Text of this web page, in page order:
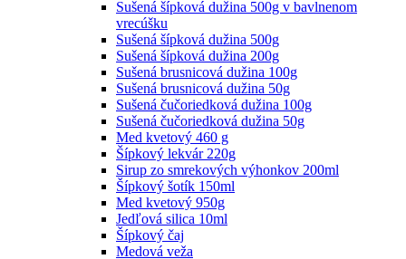
Sušená šípková dužina 500g v bavlnenom
vrecúšku
Sušená šípková dužina 500g
Sušená šípková dužina 200g
Sušená brusnicová dužina 100g
Sušená brusnicová dužina 50g
Sušená čučoriedková dužina 100g
Sušená čučoriedková dužina 50g
Med kvetový 460 g
Šípkový lekvár 220g
Sirup zo smrekových výhonkov 200ml
Šípkový šotík 150ml
Med kvetový 950g
Jedľová silica 10ml
Šípkový čaj
Medová veža